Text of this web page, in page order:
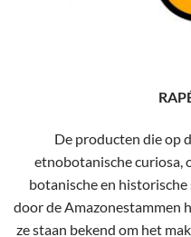
De producten die op
etnobotanische curiosa,
botanische en
door de Amazonestammen
ze staan ​​bekend om het